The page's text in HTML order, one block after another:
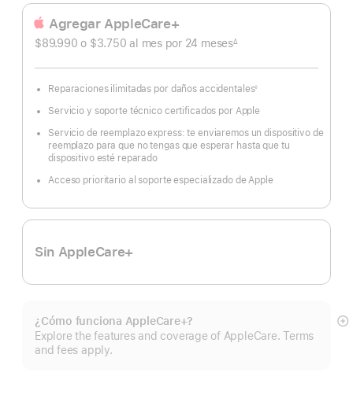
Agregar AppleCare+
$89.990 o $3.750 al mes Al
por 24 mesesmeses
pie
página
∆
Reparaciones ilimitadas por daños accidentales
Nota
pie
◊
Servicio y soporte técnico certificados por Apple
Servicio de reemplazo express: te enviaremos un dispositivo de
reemplazo para que no tengas que esperar hasta que tu
dispositivo esté reparado
Acceso prioritario al soporte especializado de Apple
Sin AppleCare+
¿Cómo funciona AppleCare+?
Explore the features and coverage of AppleCare. Terms
and fees apply.